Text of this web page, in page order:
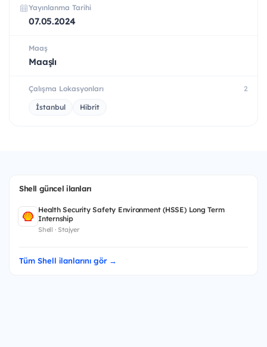
Yayınlanma Tarihi
07.05.2024
Maaş
Maaşlı
Çalışma Lokasyonları 2
İstanbul Hibrit
Shell güncel ilanları
Health Security Safety Environment (HSSE) Long Term
Internship
Shell · Stajyer
Tüm Shell ilanlarını gör →